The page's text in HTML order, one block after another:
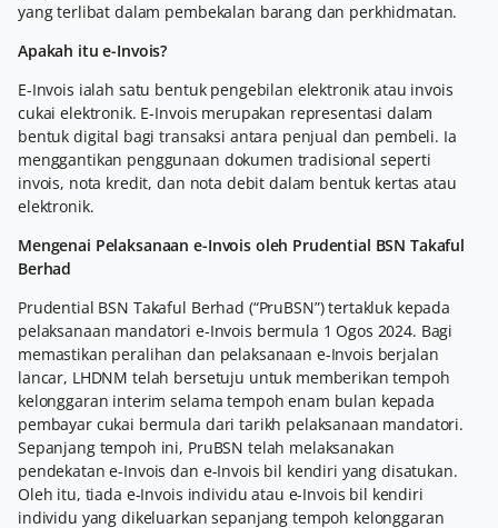
yang terlibat dalam pembekalan barang dan perkhidmatan.
Apakah itu e-Invois?
E-Invois ialah satu bentuk pengebilan elektronik atau invois
cukai elektronik. E-Invois merupakan representasi dalam
bentuk digital bagi transaksi antara penjual dan pembeli. Ia
menggantikan penggunaan dokumen tradisional seperti
invois, nota kredit, dan nota debit dalam bentuk kertas atau
elektronik.
Mengenai Pelaksanaan e-Invois oleh Prudential BSN Takaful
Berhad
Prudential BSN Takaful Berhad (“PruBSN”) tertakluk kepada
pelaksanaan mandatori e-Invois bermula 1 Ogos 2024. Bagi
memastikan peralihan dan pelaksanaan e-Invois berjalan
lancar, LHDNM telah bersetuju untuk memberikan tempoh
kelonggaran interim selama tempoh enam bulan kepada
pembayar cukai bermula dari tarikh pelaksanaan mandatori.
Sepanjang tempoh ini, PruBSN telah melaksanakan
pendekatan e-Invois dan e-Invois bil kendiri yang disatukan.
Oleh itu, tiada e-Invois individu atau e-Invois bil kendiri
individu yang dikeluarkan sepanjang tempoh kelonggaran